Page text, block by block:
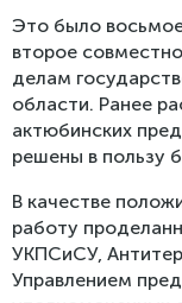
Это было
второе
делам
области. Ранее
актюбинских
решены в пользу
В качестве
работу
УКПСиСУ,
Управлением